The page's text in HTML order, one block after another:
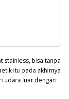
stainless, bisa tanpa
itu pada akhirnya
udara luar dengan